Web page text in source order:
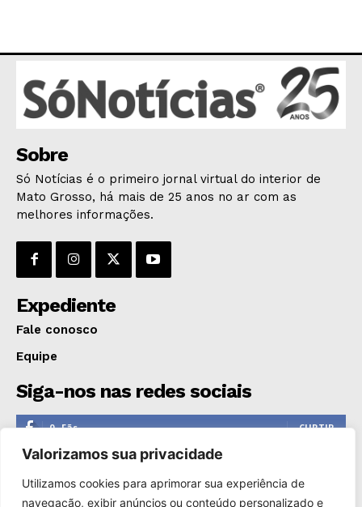
EDUCAÇÃO
AGRONOTÍCIAS
Valorizamos sua privacidade
Utilizamos cookies para aprimorar sua experiência de
navegação, exibir anúncios ou conteúdo personalizado e
Sobre
Só Notícias é o primeiro jornal virtual do interior de
Mato Grosso, há mais de 25 anos no ar com as
melhores informações.
Expediente
Fale conosco
Equipe
Siga-nos nas redes sociais
0 Fãs CURTIR
0 Seguidores
1,110 Seguidores SEGUIR